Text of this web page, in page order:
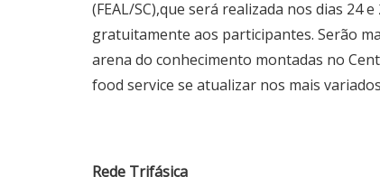
(FEAL/SC),que será realizada nos dias 24
gratuitamente aos participantes. Serão
arena do conhecimento montadas no
food service se atualizar nos mais
Rede Trifásica